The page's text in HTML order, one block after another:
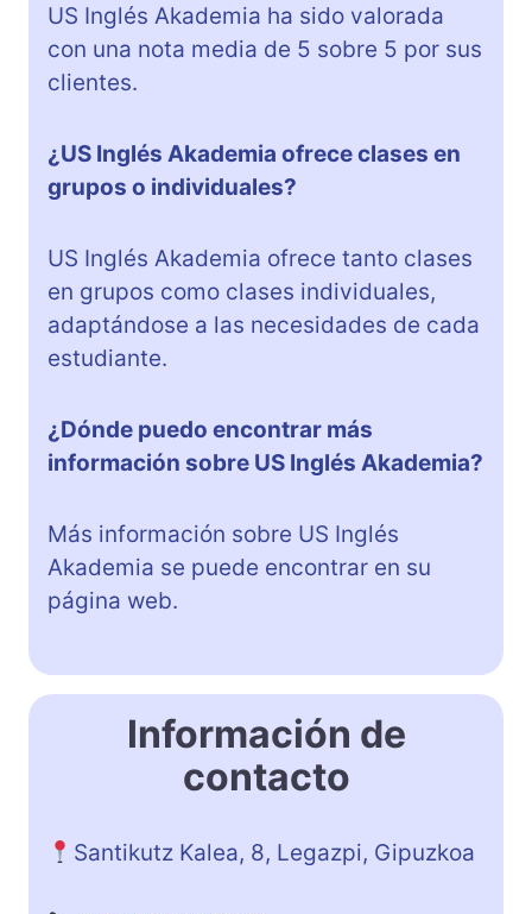
US Inglés Akademia ha sido valorada
con una nota media de 5 sobre 5 por sus
clientes.
¿US Inglés Akademia ofrece clases en
grupos o individuales?
US Inglés Akademia ofrece tanto clases
en grupos como clases individuales,
adaptándose a las necesidades de cada
estudiante.
¿Dónde puedo encontrar más
información sobre US Inglés Akademia?
Más información sobre US Inglés
Akademia se puede encontrar en su
página web.
Información de
contacto
Santikutz Kalea, 8, Legazpi, Gipuzkoa